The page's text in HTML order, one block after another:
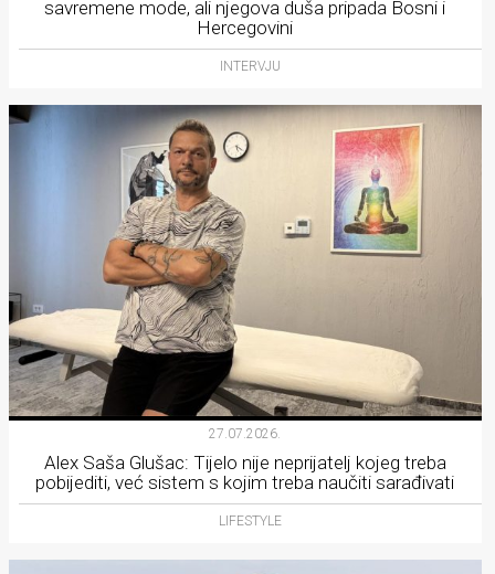
savremene mode, ali njegova duša pripada Bosni i
Hercegovini
INTERVJU
27.07.2026.
Alex Saša Glušac: Tijelo nije neprijatelj kojeg treba
pobijediti, već sistem s kojim treba naučiti sarađivati
LIFESTYLE